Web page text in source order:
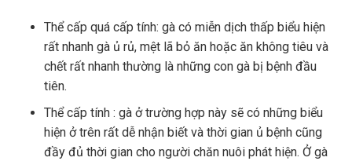
Thể cấp quá cấp tính: gà có miễn dịch thấp biểu hiện
rất nhanh gà ủ rủ, mệt lã bỏ ăn hoặc ăn không tiêu và
chết rất nhanh thường là những con gà bị bệnh đầu
tiên.
Thể cấp tính : gà ở trường hợp này sẽ có những biểu
hiện ở trên rất dễ nhận biết và thời gian ủ bệnh cũng
đầy đủ thời gian cho người chăn nuôi phát hiện. Ở gà